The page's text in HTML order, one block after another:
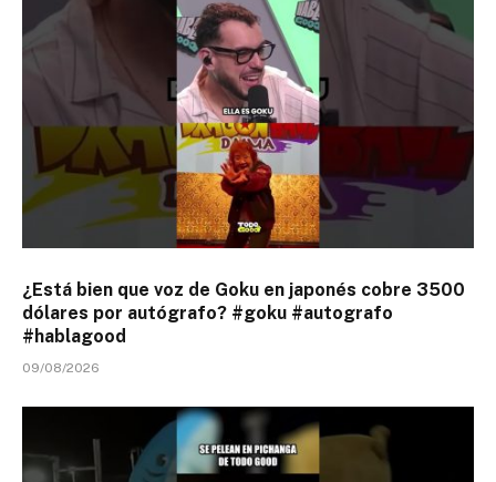
¿Está bien que voz de Goku en japonés cobre 3500
dólares por autógrafo? #goku #autografo
#hablagood
09/08/2026